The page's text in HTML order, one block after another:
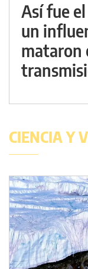
Así fue
un
mataron
CIENCIA Y